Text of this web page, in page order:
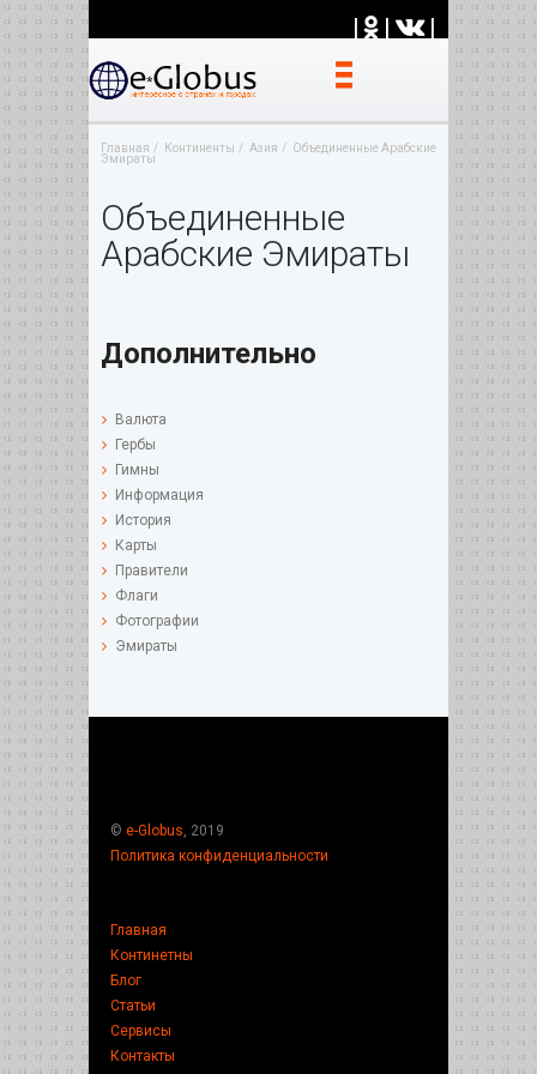
| | |
Главная Континенты Азия
Объединенные Арабские
Эмираты
Объединенные
Арабские Эмираты
Дополнительно
Валюта
Гербы
Гимны
Информация
История
Карты
Правители
Флаги
Фотографии
Эмираты
© e-Globus , 2019
Политика конфиденциальности
Главная
Континетны
Блог
Статьи
Сервисы
Контакты